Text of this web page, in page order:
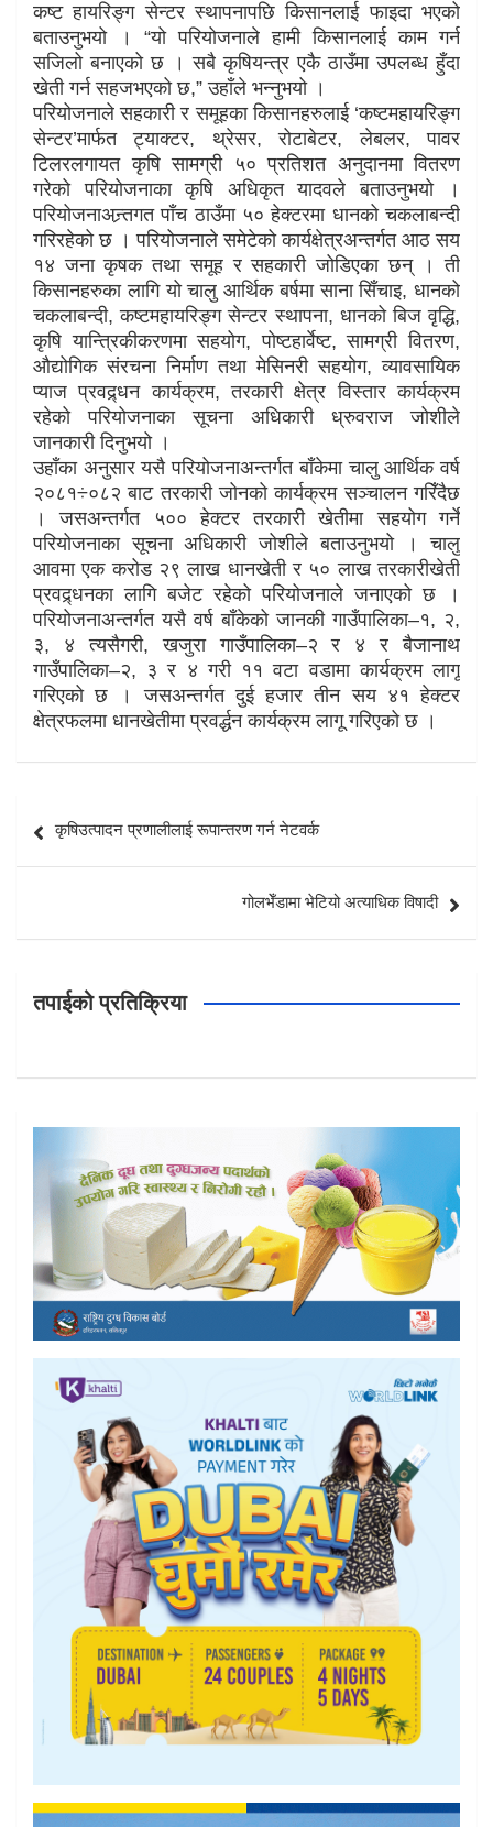
कष्ट हायरिङ्ग सेन्टर स्थापनापछि किसानलाई फाइदा भएको
बताउनुभयो । “यो परियोजनाले हामी किसानलाई काम गर्न
सजिलो बनाएको छ । सबै कृषियन्त्र एकै ठाउँमा उपलब्ध हुँदा
खेती गर्न सहजभएको छ,” उहाँले भन्नुभयो ।
परियोजनाले सहकारी र समूहका किसानहरुलाई ‘कष्टमहायरिङ्ग
सेन्टर’मार्फत ट्याक्टर, थ्रेसर, रोटाबेटर, लेबलर, पावर
टिलरलगायत कृषि सामग्री ५० प्रतिशत अनुदानमा वितरण
गरेको परियोजनाका कृषि अधिकृत यादवले बताउनुभयो ।
परियोजनाअन्र्तगत पाँच ठाउँमा ५० हेक्टरमा धानको चकलाबन्दी
गरिरहेको छ । परियोजनाले समेटेको कार्यक्षेत्रअन्तर्गत आठ सय
१४ जना कृषक तथा समूह र सहकारी जोडिएका छन् । ती
किसानहरुका लागि यो चालु आर्थिक बर्षमा साना सिँचाइ, धानको
चकलाबन्दी, कष्टमहायरिङ्ग सेन्टर स्थापना, धानको बिज वृद्धि,
कृषि यान्त्रिकीकरणमा सहयोग, पोष्टहार्वेष्ट, सामग्री वितरण,
औद्योगिक संरचना निर्माण तथा मेसिनरी सहयोग, व्यावसायिक
प्याज प्रवद्र्धन कार्यक्रम, तरकारी क्षेत्र विस्तार कार्यक्रम
रहेको परियोजनाका सूचना अधिकारी ध्रुवराज जोशीले
जानकारी दिनुभयो ।
उहाँका अनुसार यसै परियोजनाअन्तर्गत बाँकेमा चालु आर्थिक वर्ष
२०८१÷०८२ बाट तरकारी जोनको कार्यक्रम सञ्चालन गरिँदैछ
। जसअन्तर्गत ५०० हेक्टर तरकारी खेतीमा सहयोग गर्ने
परियोजनाका सूचना अधिकारी जोशीले बताउनुभयो । चालु
आवमा एक करोड २९ लाख धानखेती र ५० लाख तरकारीखेती
प्रवद्र्धनका लागि बजेट रहेको परियोजनाले जनाएको छ ।
परियोजनाअन्तर्गत यसै वर्ष बाँकेको जानकी गाउँपालिका–१, २,
३, ४ त्यसैगरी, खजुरा गाउँपालिका–२ र ४ र बैजानाथ
गाउँपालिका–२, ३ र ४ गरी ११ वटा वडामा कार्यक्रम लागू
गरिएको छ । जसअन्तर्गत दुई हजार तीन सय ४१ हेक्टर
क्षेत्रफलमा धानखेतीमा प्रवर्द्धन कार्यक्रम लागू गरिएको छ ।
navigation
कृषिउत्पादन प्रणालीलाई रूपान्तरण गर्न नेटवर्क
गोलभेँडामा भेटियो अत्याधिक विषादी
तपाईको प्रतिक्रिया